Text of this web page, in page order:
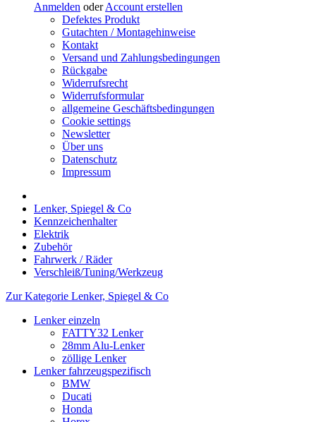
Anmelden oderAccount erstellen
Defektes Produkt
Gutachten / Montagehinweise
Kontakt
Versand und Zahlungsbedingungen
Rückgabe
Widerrufsrecht
Widerrufsformular
allgemeine Geschäftsbedingungen
Cookie settings
Newsletter
Über uns
Datenschutz
Impressum
Lenker, Spiegel & Co
Kennzeichenhalter
Elektrik
Zubehör
Fahrwerk / Räder
Verschleiß/Tuning/Werkzeug
Zur Kategorie Lenker, Spiegel & Co
Lenker einzeln
FATTY32 Lenker
28mm Alu-Lenker
zöllige Lenker
Lenker fahrzeugspezifisch
BMW
Ducati
Honda